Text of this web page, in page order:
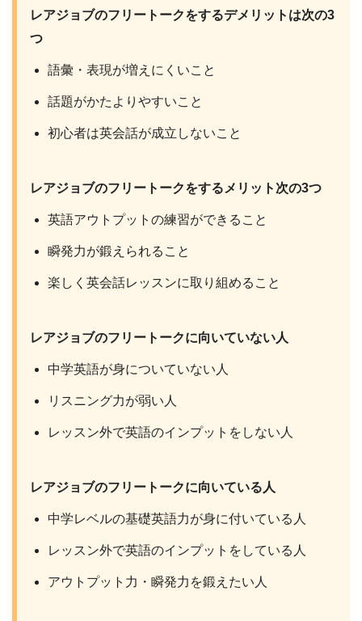
レアジョブのフリートークをするデメリットは次の3
つ
語彙・表現が増えにくいこと
話題がかたよりやすいこと
初心者は英会話が成立しないこと
レアジョブのフリートークをするメリット次の3つ
英語アウトプットの練習ができること
瞬発力が鍛えられること
楽しく英会話レッスンに取り組めること
レアジョブのフリートークに向いていない人
中学英語が身についていない人
リスニング力が弱い人
レッスン外で英語のインプットをしない人
レアジョブのフリートークに向いている人
中学レベルの基礎英語力が身に付いている人
レッスン外で英語のインプットをしている人
アウトプット力・瞬発力を鍛えたい人